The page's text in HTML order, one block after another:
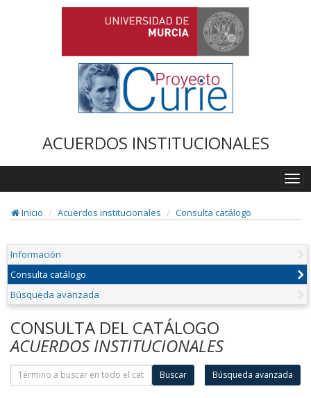
ACUERDOS INSTITUCIONALES
Inicio
Acuerdos institucionales Consulta catálogo
Información
Consulta catálogo
Búsqueda avanzada
CONSULTA DEL CATÁLOGO
ACUERDOS INSTITUCIONALES
Buscar Búsqueda avanzada